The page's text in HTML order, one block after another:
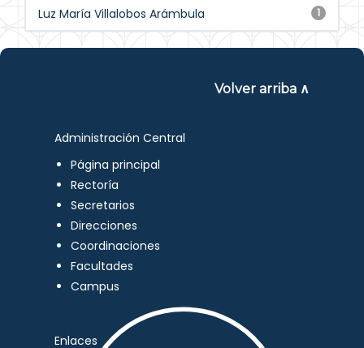
1
Luz María Villalobos Arámbula
Volver arriba ∧
Administración Central
Página principal
Rectoría
Secretarios
Direcciones
Coordinaciones
Facultades
Campus
Enlaces